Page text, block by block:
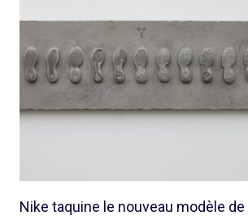
Nike taquine le nouveau modèle de